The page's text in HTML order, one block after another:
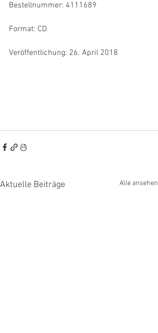
Bestellnummer: 4111689
Format: CD
Veröffentlichung: 26. April 2018
Aktuelle Beiträge Alle ansehen